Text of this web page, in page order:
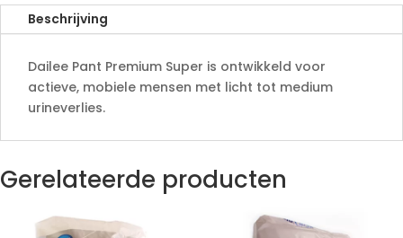
e
Beschrijving
Dailee Pant Premium Super is ontwikkeld voor
actieve, mobiele mensen met licht tot medium
urineverlies.
Gerelateerde producten